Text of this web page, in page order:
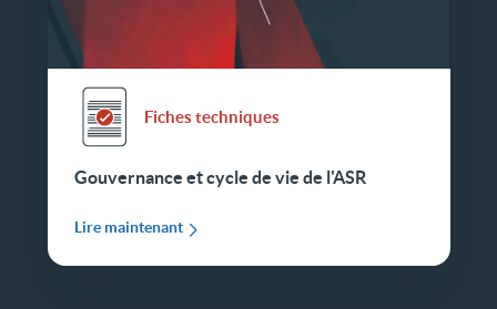
Fiches techniques
Gouvernance et cycle de vie de l'ASR
Lire maintenant